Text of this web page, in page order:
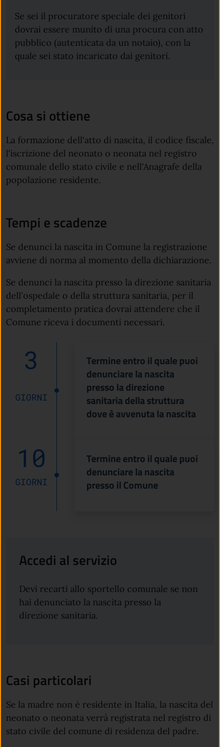
Se sei il procuratore speciale dei genitori
dovrai essere munito di una procura con atto
pubblico (autenticata da un notaio), con la
quale sei stato incaricato dai genitori.
Cosa si ottiene
La formazione dell'atto di nascita, il codice fiscale,
l'iscrizione del neonato o neonata nel registro
comunale dello stato civile e nell'Anagrafe della
popolazione residente.
Tempi e scadenze
Se denunci la nascita in Comune la registrazione
avviene di norma al momento della dichiarazione.
Se denunci la nascita presso la direzione sanitaria
dell'ospedale o della struttura sanitaria, per il
completamento pratica dovrai attendere che il
Comune riceva i documenti necessari.
3
GIORNI
Termine entro il quale puoi
denunciare la nascita
presso la direzione
sanitaria della struttura
dove è avvenuta la nascita
10
GIORNI
Termine entro il quale puoi
denunciare la nascita
presso il Comune
Accedi al servizio
Devi recarti allo sportello comunale se non
hai denunciato la nascita presso la
direzione sanitaria.
Casi particolari
Se la madre non è residente in Italia, la nascita del
neonato o neonata verrà registrata nel registro di
stato civile del comune di residenza del padre.